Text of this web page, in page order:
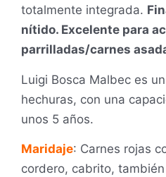
totalmente integrada.
nítido. Excelente para
parrilladas/carnes
Luigi Bosca Malbec es
hechuras, con una
unos 5 años.
Maridaje: Carnes rojas
cordero, cabrito,